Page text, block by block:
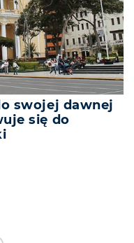
swojej dawnej
się do